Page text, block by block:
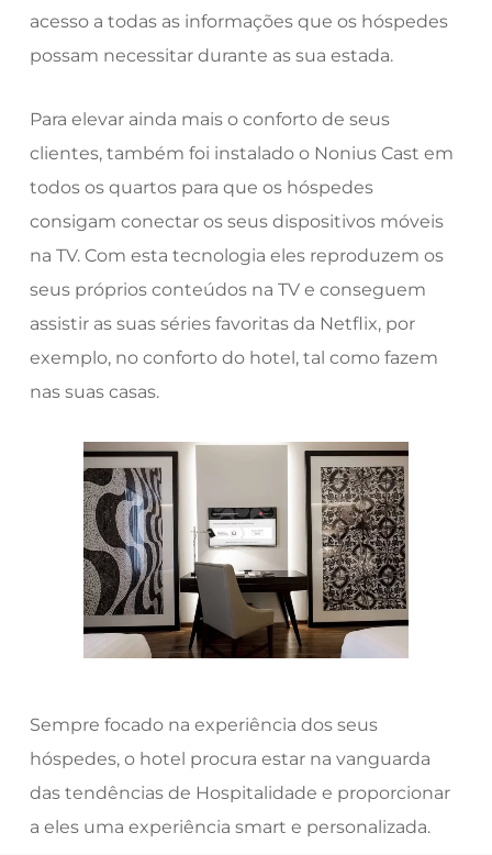
acesso a todas as informações que os hóspedes
possam necessitar durante as sua estada.
Para elevar ainda mais o conforto de seus
clientes, também foi instalado o Nonius Cast em
todos os quartos para que os hóspedes
consigam conectar os seus dispositivos móveis
na TV. Com esta tecnologia eles reproduzem os
seus próprios conteúdos na TV e conseguem
assistir as suas séries favoritas da Netflix, por
exemplo, no conforto do hotel, tal como fazem
nas suas casas.
Sempre focado na experiência dos seus
hóspedes, o hotel procura estar na vanguarda
das tendências de Hospitalidade e proporcionar
a eles uma experiência smart e personalizada.